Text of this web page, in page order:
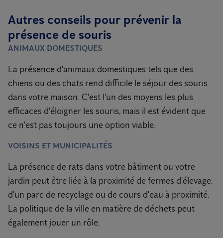
Autres conseils pour prévenir la
présence de souris
ANIMAUX DOMESTIQUES
La présence d'animaux domestiques tels que des
chiens ou des chats rend difficile le séjour des souris
dans votre maison. C'est l'un des moyens les plus
efficaces d'éloigner les souris, mais il est évident que
ce n'est pas toujours une option viable.
VOISINS ET MUNICIPALITÉS
La présence de rats dans votre bâtiment ou votre
jardin peut être liée à la proximité de fermes d'élevage,
d'un parc de recyclage ou de cours d'eau à proximité.
La politique de la ville en matière de déchets peut
également jouer un rôle.